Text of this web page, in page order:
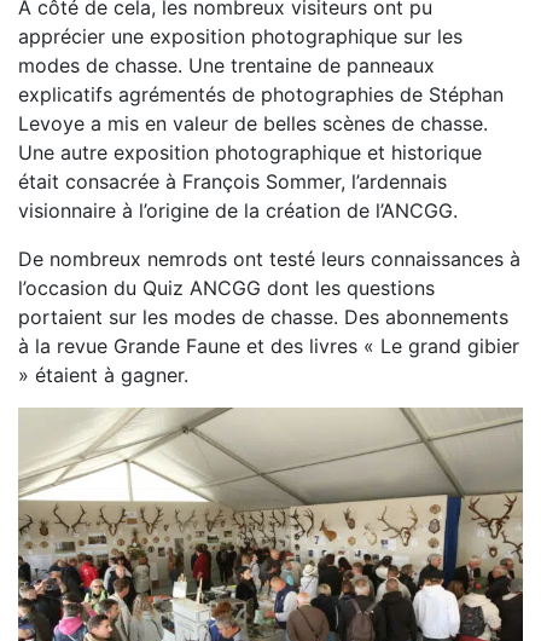
A côté de cela, les nombreux visiteurs ont pu
apprécier une exposition photographique sur les
modes de chasse. Une trentaine de panneaux
explicatifs agrémentés de photographies de Stéphan
Levoye a mis en valeur de belles scènes de chasse.
Une autre exposition photographique et historique
était consacrée à François Sommer, l’ardennais
visionnaire à l’origine de la création de l’ANCGG.
De nombreux nemrods ont testé leurs connaissances à
l’occasion du Quiz ANCGG dont les questions
portaient sur les modes de chasse. Des abonnements
à la revue Grande Faune et des livres « Le grand gibier
» étaient à gagner.